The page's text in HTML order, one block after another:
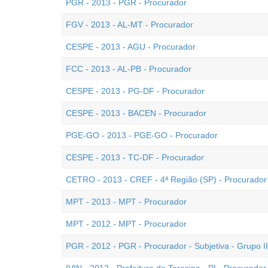
PGR - 2013 - PGR - Procurador
FGV - 2013 - AL-MT - Procurador
CESPE - 2013 - AGU - Procurador
FCC - 2013 - AL-PB - Procurador
CESPE - 2013 - PG-DF - Procurador
CESPE - 2013 - BACEN - Procurador
PGE-GO - 2013 - PGE-GO - Procurador
CESPE - 2013 - TC-DF - Procurador
CETRO - 2013 - CREF - 4ª Região (SP) - Procurador
MPT - 2013 - MPT - Procurador
MPT - 2012 - MPT - Procurador
PGR - 2012 - PGR - Procurador - Subjetiva - Grupo